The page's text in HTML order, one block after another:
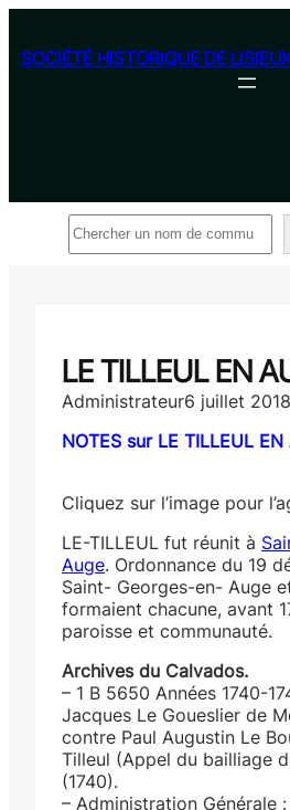
contenu
SOCIÉTÉ HISTORIQUE DE
Rechercher
LE TILLEUL EN
Administrateur6 juillet 2018
NOTES sur LE TILLEUL EN
Cliquez sur l’image pour
LE-TILLEUL fut réunit à
Auge. Ordonnance du 19
Saint- Georges-en- Auge
formaient chacune, avant
paroisse et communauté.
Archives du Calvados.
– 1 B 5650 Années 1740-
Jacques Le Goueslier de
contre Paul Augustin Le
Tilleul (Appel du bailliage
(1740).
– Administration Générale :